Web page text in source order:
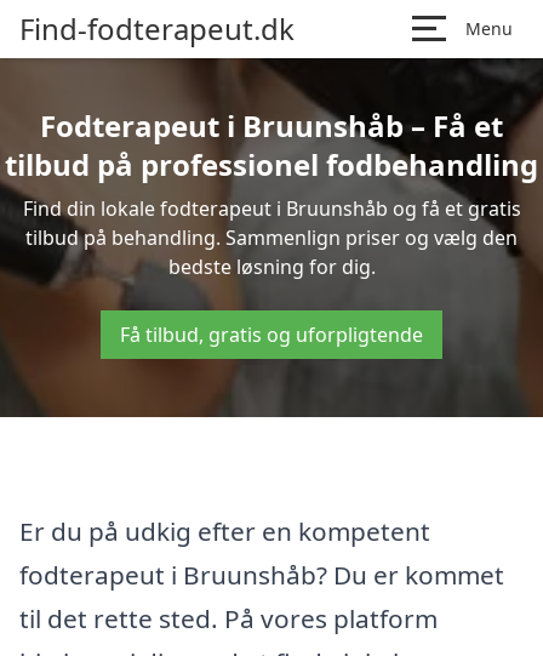
Find-fodterapeut.dk Menu
Fodterapeut i Bruunshåb – Få et
tilbud på professionel fodbehandling
Find din lokale fodterapeut i Bruunshåb og få et gratis
tilbud på behandling. Sammenlign priser og vælg den
bedste løsning for dig.
Få tilbud, gratis og uforpligtende
Er du på udkig efter en kompetent
fodterapeut i Bruunshåb? Du er kommet
til det rette sted. På vores platform